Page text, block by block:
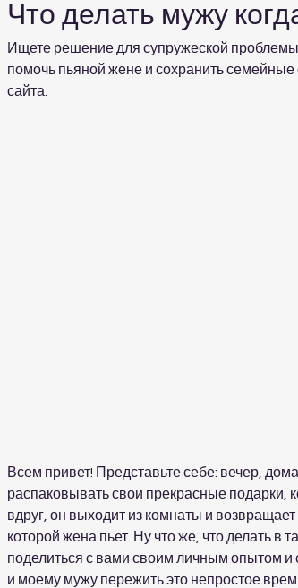
Что делать мужу
Ищете решение для супружеской проблемы
помочь пьяной жене и сохранить
сайта.
Всем привет! Представьте себе: вечер,
распаковывать свои прекрасные подарки,
вдруг, он выходит из комнаты и
которой жена пьет. Ну что же, что делать в
поделиться с вами своим личным опытом
и моему мужу пережить это непростое